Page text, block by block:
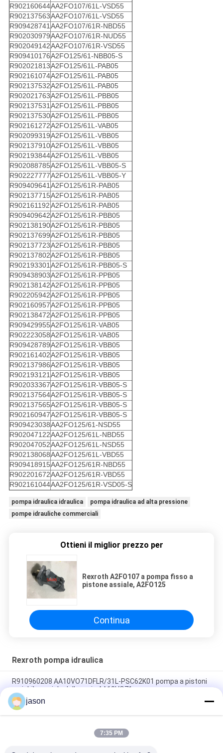
R902160644AA2FO107/61L-VSD55
R902137563AA2FO107/61L-VSD55
R909428741AA2FO107/61R-NBD55
R902030979AA2FO107/61R-NUD55
R902049142AA2FO107/61R-VSD55
R909410176A2FO125/61-NBB05-S
R902021813A2FO125/61L-PAB05
R902161074A2FO125/61L-PAB05
R902137532A2FO125/61L-PAB05
R902021763A2FO125/61L-PBB05
R902137531A2FO125/61L-PBB05
R902137530A2FO125/61L-PBB05
R902161272A2FO125/61L-VAB05
R902099319A2FO125/61L-VBB05
R902137910A2FO125/61L-VBB05
R902193844A2FO125/61L-VBB05
R902088785A2FO125/61L-VBB05-S
R902227777A2FO125/61L-VBB05-Y
R909409641A2FO125/61R-PAB05
R902137715A2FO125/61R-PAB05
R902161192A2FO125/61R-PAB05
R909409642A2FO125/61R-PBB05
R902138190A2FO125/61R-PBB05
R902137699A2FO125/61R-PBB05
R902137723A2FO125/61R-PBB05
R902137802A2FO125/61R-PBB05
R902193301A2FO125/61R-PBB05-S
R909438903A2FO125/61R-PPB05
R902138142A2FO125/61R-PPB05
R902205942A2FO125/61R-PPB05
R902160957A2FO125/61R-PPB05
R902138472A2FO125/61R-PPB05
R909429955A2FO125/61R-VAB05
R902223058A2FO125/61R-VAB05
R909428789A2FO125/61R-VBB05
R902161402A2FO125/61R-VBB05
R902137986A2FO125/61R-VBB05
R902193121A2FO125/61R-VBB05
R902033367A2FO125/61R-VBB05-S
R902137564A2FO125/61R-VBB05-S
R902137565A2FO125/61R-VBB05-S
R902160947A2FO125/61R-VBB05-S
R909423038AA2FO125/61-NSD55
R902047122AA2FO125/61L-NBD55
R902047052AA2FO125/61L-NSD55
R902138068AA2FO125/61L-VBD55
R909418915AA2FO125/61R-NBD55
R902201672AA2FO125/61R-VBD55
R902161044AA2FO125/61R-VSD05-S
pompa idraulica idraulica
pompa idraulica ad alta pressione
pompe idrauliche commerciali
Ottieni il miglior prezzo per
Rexroth A2FO107 a pompa fisso a
pistone assiale, A2FO125
Continua
Rexroth pompa idraulica
R910960208 AA10VO71DFLR/31L-PSC62K01 pompa a pistoni
variabile assiale della serie AA10VO71
R910945652 AA10VO71DRG/31L-PSC62N00 pompa a pistoni
variabile assiale della serie AA10VO71
R902447189 AA10VO71DR/31L-PSC12N00 pompa a pistoni
jason
7:35 PM